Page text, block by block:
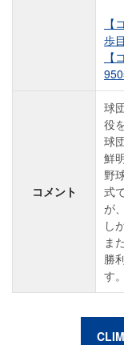
【
歩
【
コメント
球
役
球
鮮
野
式
が
し
ま
勝
す。